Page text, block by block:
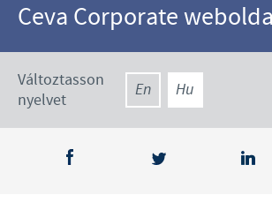
Ceva Corporate
Változtasson
nyelvet
En Hu